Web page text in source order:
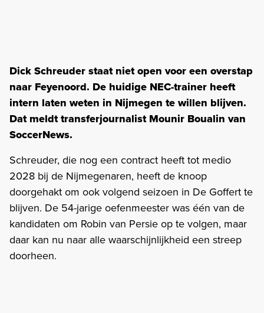
Dick Schreuder staat niet open voor een overstap
naar Feyenoord. De huidige NEC-trainer heeft
intern laten weten in Nijmegen te willen blijven.
Dat meldt transferjournalist Mounir Boualin van
SoccerNews.
Schreuder, die nog een contract heeft tot medio
2028 bij de Nijmegenaren, heeft de knoop
doorgehakt om ook volgend seizoen in De Goffert te
blijven. De 54-jarige oefenmeester was één van de
kandidaten om Robin van Persie op te volgen, maar
daar kan nu naar alle waarschijnlijkheid een streep
doorheen.